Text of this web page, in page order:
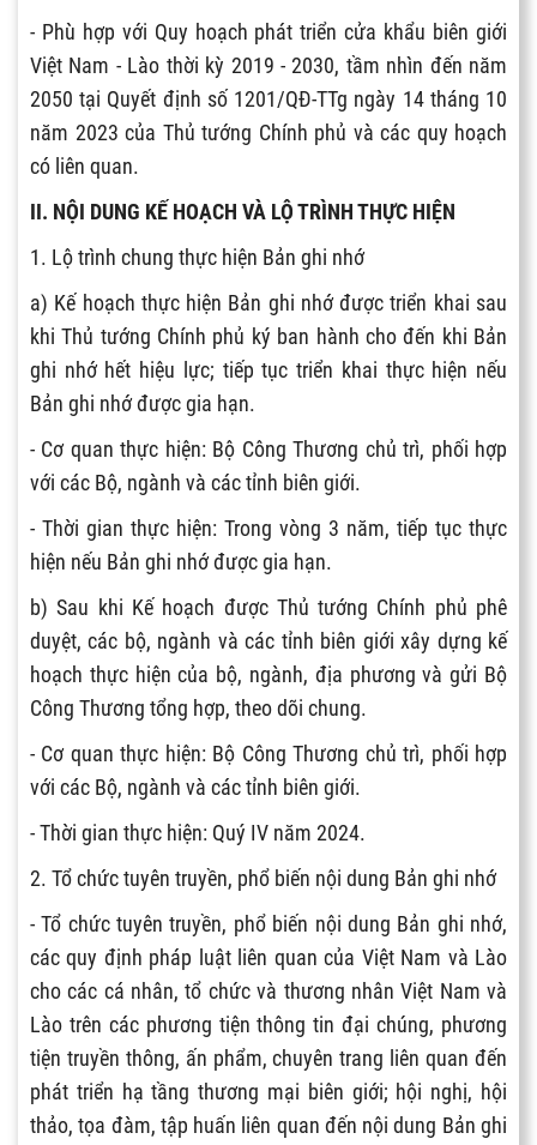
- Phù hợp với Quy hoạch phát triển cửa khẩu biên giới
Việt Nam - Lào thời kỳ 2019 - 2030, tầm nhìn đến năm
2050 tại Quyết định số 1201/QĐ-TTg ngày 14 tháng 10
năm 2023 của Thủ tướng Chính phủ và các quy hoạch
có liên quan.
II. NỘI DUNG KẾ HOẠCH VÀ LỘ TRÌNH THỰC HIỆN
1. Lộ trình chung thực hiện Bản ghi nhớ
a) Kế hoạch thực hiện Bản ghi nhớ được triển khai sau
khi Thủ tướng Chính phủ ký ban hành cho đến khi Bản
ghi nhớ hết hiệu lực; tiếp tục triển khai thực hiện nếu
Bản ghi nhớ được gia hạn.
- Cơ quan thực hiện: Bộ Công Thương chủ trì, phối hợp
với các Bộ, ngành và các tỉnh biên giới.
- Thời gian thực hiện: Trong vòng 3 năm, tiếp tục thực
hiện nếu Bản ghi nhớ được gia hạn.
b) Sau khi Kế hoạch được Thủ tướng Chính phủ phê
duyệt, các bộ, ngành và các tỉnh biên giới xây dựng kế
hoạch thực hiện của bộ, ngành, địa phương và gửi Bộ
Công Thương tổng hợp, theo dõi chung.
- Cơ quan thực hiện: Bộ Công Thương chủ trì, phối hợp
với các Bộ, ngành và các tỉnh biên giới.
- Thời gian thực hiện: Quý IV năm 2024.
2. Tổ chức tuyên truyền, phổ biến nội dung Bản ghi nhớ
- Tổ chức tuyên truyền, phổ biến nội dung Bản ghi nhớ,
các quy định pháp luật liên quan của Việt Nam và Lào
cho các cá nhân, tổ chức và thương nhân Việt Nam và
Lào trên các phương tiện thông tin đại chúng, phương
tiện truyền thông, ấn phẩm, chuyên trang liên quan đến
phát triển hạ tầng thương mại biên giới; hội nghị, hội
thảo, tọa đàm, tập huấn liên quan đến nội dung Bản ghi